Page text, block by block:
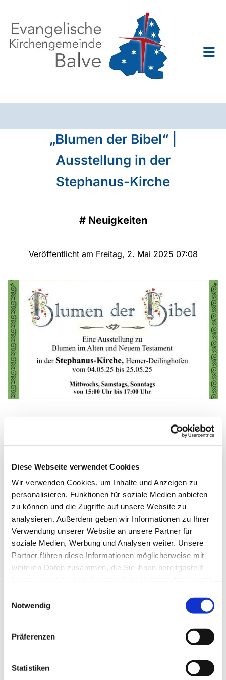
Diese Webseite verwendet Cookies
Wir verwenden Cookies, um Inhalte und Anzeigen zu
personalisieren, Funktionen für soziale Medien anbieten
zu können und die Zugriffe auf unsere Website zu
analysieren. Außerdem geben wir Informationen zu Ihrer
Verwendung unserer Website an unsere Partner für
soziale Medien, Werbung und Analysen weiter. Unsere
Partner führen diese Informationen möglicherweise mit
weiteren Daten zusammen, die Sie ihnen bereitgestellt
Notwendig
Präferenzen
Statistiken
„Blumen der Bibel“ |
Ausstellung in der
Stephanus-Kirche
# Neuigkeiten
Veröffentlicht am Freitag, 2. Mai 2025 07:08
„Blumen der Bibel“ | Ausstellung in der
Gemeinde nach Deilinghofen ein.
Dort wird am Sonntag, den 04. Mai 2025 die
Ausstellung „Blumen der Bibel“ in der Stephanus-
Kirche in Deilinghofen eröffnet. Die Idee,
Konzeption und Realisation stammt von Silvia
Schmidt-Bauer, Kunsthistorikerin M.A. aus
Dortmund. Die Mitarbeitenden der „Offenen
Kirche“ haben diese Ausstellung in der Stephanus-
Infotexten geben.
Gottesdienst um 10:30 Uhr, der von Mitarbeitenden
geben. Es geht um Blumen und Pflanzen im Alten